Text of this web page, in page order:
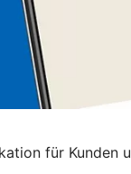
für Kunden